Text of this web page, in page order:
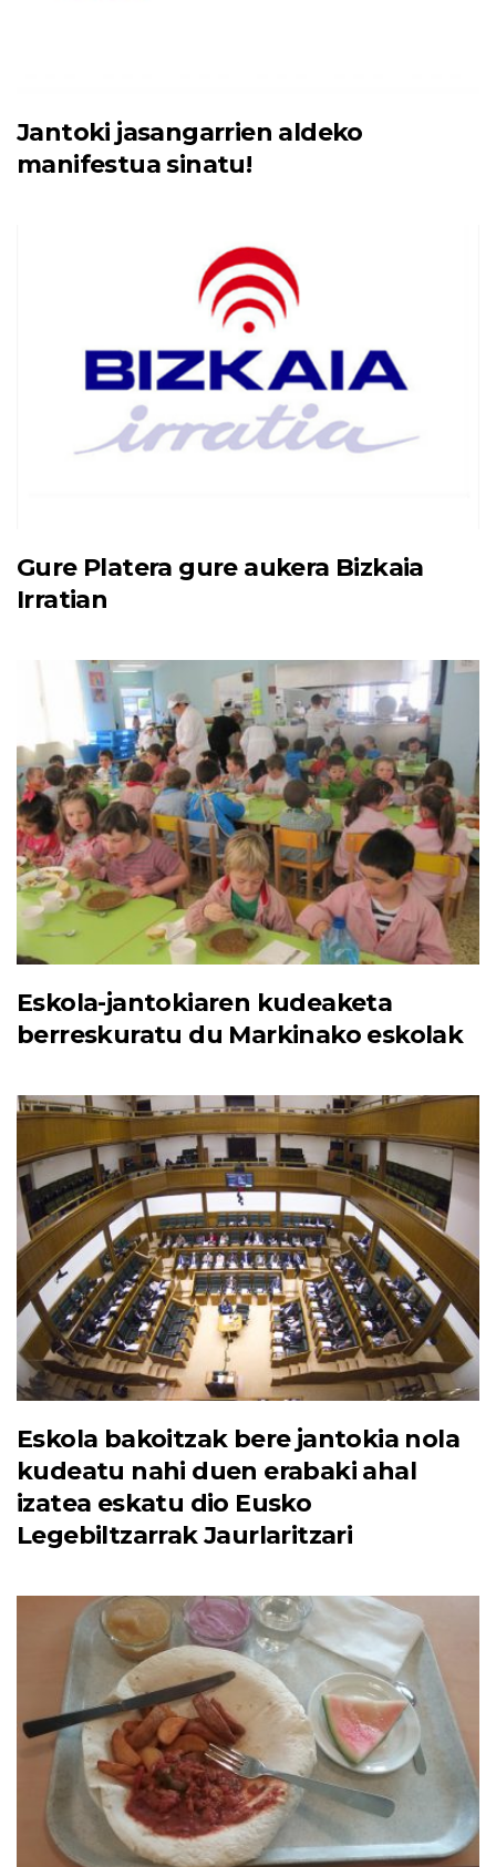
Jantoki jasangarrien aldeko
manifestua sinatu!
Gure Platera gure aukera Bizkaia
Irratian
Eskola-jantokiaren kudeaketa
berreskuratu du Markinako eskolak
Eskola bakoitzak bere jantokia nola
kudeatu nahi duen erabaki ahal
izatea eskatu dio Eusko
Legebiltzarrak Jaurlaritzari